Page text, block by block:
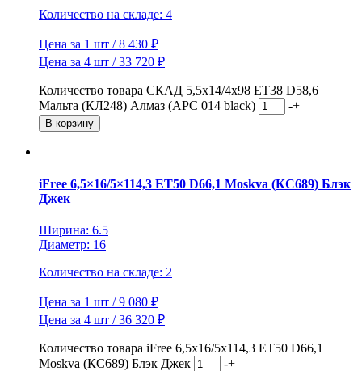
Количество на складе: 4
Цена за 1 шт / 8 430 ₽
Цена за 4 шт / 33 720 ₽
Количество товара СКАД 5,5x14/4x98 ET38 D58,6
Мальта (КЛ248) Алмаз (АРС 014 black)
-+
В корзину
iFree 6,5×16/5×114,3 ET50 D66,1 Moskva (КС689) Блэк
Джек
Ширина: 6.5
Диаметр: 16
Количество на складе: 2
Цена за 1 шт / 9 080 ₽
Цена за 4 шт / 36 320 ₽
Количество товара iFree 6,5x16/5x114,3 ET50 D66,1
Moskva (КС689) Блэк Джек
-+